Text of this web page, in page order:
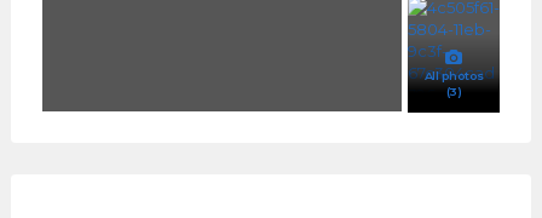
All photos
(3)